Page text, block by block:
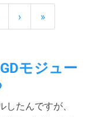
› »
モジュー
したんですが、